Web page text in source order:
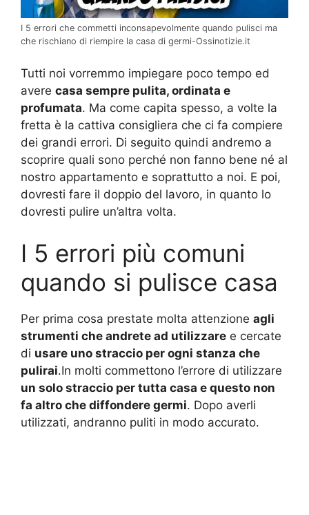
I 5 errori che commetti inconsapevolmente quando pulisci ma
che rischiano di riempire la casa di germi-Ossinotizie.it
Tutti noi vorremmo impiegare poco tempo ed
avere casa sempre pulita, ordinata e
profumata. Ma come capita spesso, a volte la
fretta è la cattiva consigliera che ci fa compiere
dei grandi errori. Di seguito quindi andremo a
scoprire quali sono perché non fanno bene né al
nostro appartamento e soprattutto a noi. E poi,
dovresti fare il doppio del lavoro, in quanto lo
dovresti pulire un’altra volta.
I 5 errori più comuni
quando si pulisce casa
Per prima cosa prestate molta attenzione agli
strumenti che andrete ad utilizzare e cercate
di usare uno straccio per ogni stanza che
pulirai.In molti commettono l’errore di utilizzare
un solo straccio per tutta casa e questo non
fa altro che diffondere germi. Dopo averli
utilizzati, andranno puliti in modo accurato.